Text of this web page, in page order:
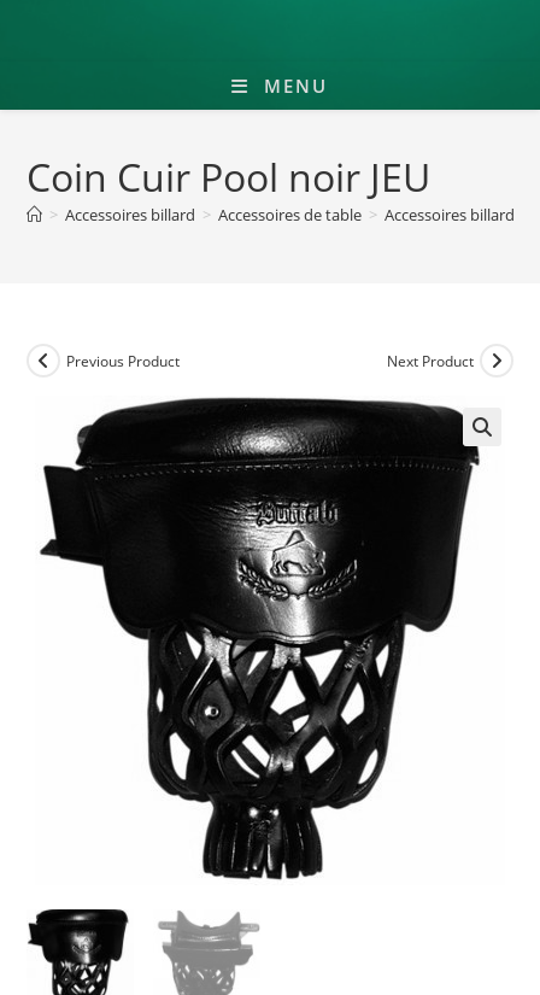
MENU
Coin Cuir Pool noir JEU
> Accessoires billard > Accessoires de table > Accessoires billard
Previous Product Next Product